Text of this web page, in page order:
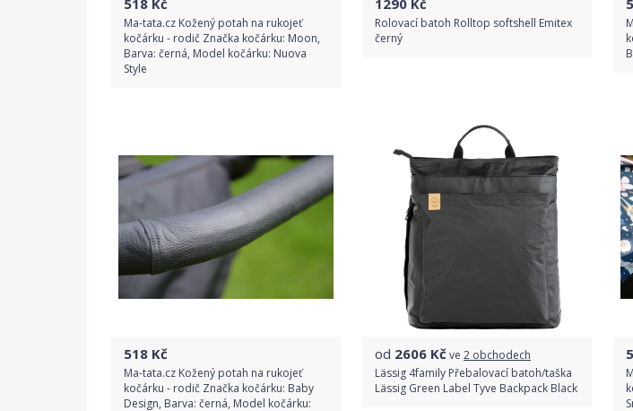
518 Kč
Ma-tata.cz Kožený potah na rukojeť
kočárku - rodič Značka kočárku: Moon,
Barva: černá, Model kočárku: Nuova
Style
Detail produktu
1290 Kč
Rolovací batoh Rolltop softshell Emitex
černý
Detail produktu
518 Kč
Ma-tata.cz Kožený potah na rukojeť
kočárku - rodič Značka kočárku: Baby
Design, Barva: černá, Model kočárku:
od 2606 Kčve 2 obchodech
Lässig 4family Přebalovací batoh/taška
Lässig Green Label Tyve Backpack Black